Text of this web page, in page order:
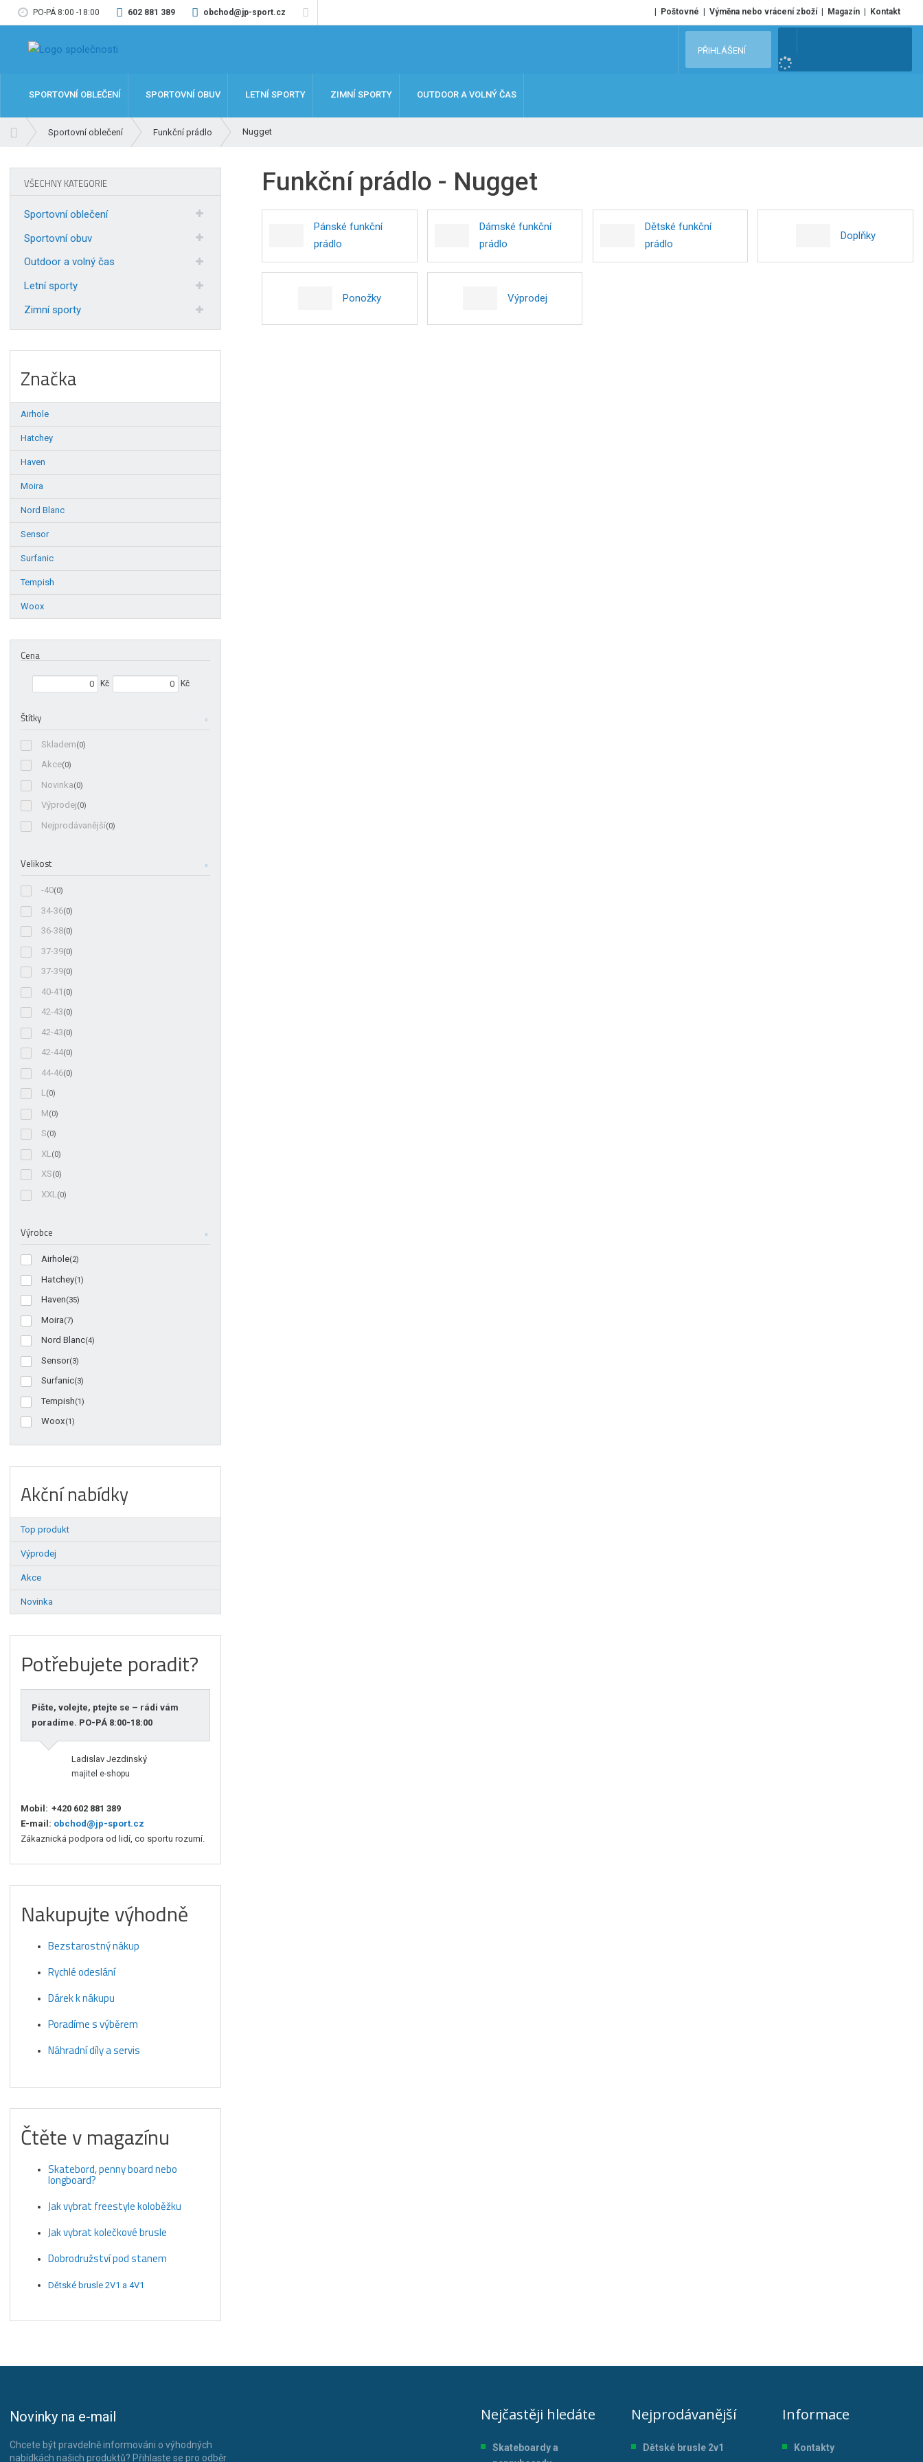
PO-PÁ 8:00 -18:00 602 881 389 obchod@jp-sport.cz Poštovné Výměna nebo vrácení zboží Magazín Kontakt
e
PŘIHLÁŠENÍ
SPORTOVNÍ OBLEČENÍ SPORTOVNÍ OBUV LETNÍ SPORTY ZIMNÍ SPORTY OUTDOOR A VOLNÝ ČAS
Sportovní oblečení Funkční prádlo Nugget
Funkční prádlo - Nugget
Pánské funkční
prádlo
Dámské funkční
prádlo
Dětské funkční
prádlo
Doplňky
Ponožky Výprodej
VŠECHNY KATEGORIE
Sportovní oblečení
Sportovní obuv
Outdoor a volný čas
Letní sporty
Zimní sporty
Značka
Airhole
Hatchey
Haven
Moira
Nord Blanc
Sensor
Surfanic
Tempish
Woox
Cena
Kč Kč
Štítky
Skladem(0)
Akce(0)
Novinka(0)
Výprodej(0)
Nejprodávanější(0)
Velikost
-40(0)
34-36(0)
36-38(0)
37-39(0)
37-39(0)
40-41 (0)
42-43(0)
42-43(0)
42-44(0)
44-46(0)
L(0)
M(0)
S(0)
XL (0)
XS(0)
XXL (0)
Výrobce
Airhole(2)
Hatchey(1)
Haven(35)
Moira(7)
Nord Blanc(4)
Sensor(3)
Surfanic(3)
Tempish(1)
Woox(1)
Akční nabídky
Top produkt
Výprodej
Akce
Novinka
Potřebujete poradit?
Pište, volejte, ptejte se – rádi vám
poradíme. PO-PÁ 8:00-18:00
Ladislav Jezdinský
majitel e-shopu
Mobil: +420 602 881 389
E-mail: obchod@jp-sport.cz
Zákaznická podpora od lidí, co sportu rozumí.
Nakupujte výhodně
Bezstarostný nákup
Rychlé odeslání
Dárek k nákupu
Poradíme s výběrem
Náhradní díly a servis
Čtěte v magazínu
Skatebord, penny board nebo
longboard?
Jak vybrat freestyle koloběžku
Jak vybrat kolečkové brusle
Dobrodružství pod stanem
Dětské brusle 2V1 a 4V1
Novinky na e-mail
Chcete být pravdelně informováni o výhodných
nabídkách našich produktů? Přihlaste se pro odběr
Nejčastěji hledáte
Skateboardy a
Nejprodávanější
Dětské brusle 2v1
Informace
Kontakty